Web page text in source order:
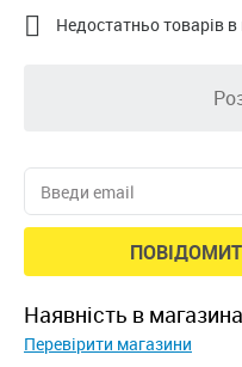
 Недостатньо товарів в
наявність в
Перевірити магазини